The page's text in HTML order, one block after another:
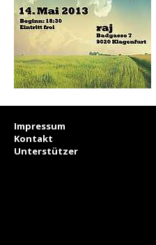
Impressum
Kontakt
Unterstützer